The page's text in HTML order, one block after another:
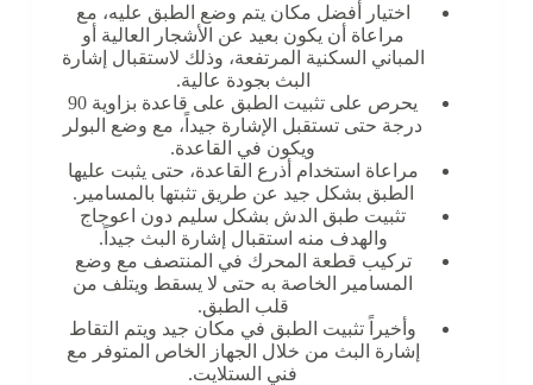
اختيار أفضل مكان يتم وضع الطبق عليه، مع
مراعاة أن يكون بعيد عن الأشجار العالية أو
المباني السكنية المرتفعة، وذلك لاستقبال إشارة
البث بجودة عالية.
يحرص على تثبيت الطبق على قاعدة بزاوية 90
درجة حتى تستقبل الإشارة جيداً، مع وضع البولر
ويكون في القاعدة.
مراعاة استخدام أذرع القاعدة، حتى يثبت عليها
الطبق بشكل جيد عن طريق تثبتها بالمسامير.
تثبيت طبق الدش بشكل سليم دون اعوجاج
والهدف منه استقبال إشارة البث جيداً.
تركيب قطعة المحرك في المنتصف مع وضع
المسامير الخاصة به حتى لا يسقط ويتلف من
قلب الطبق.
وأخيراً تثبيت الطبق في مكان جيد ويتم التقاط
إشارة البث من خلال الجهاز الخاص المتوفر مع
فني الستلايت.